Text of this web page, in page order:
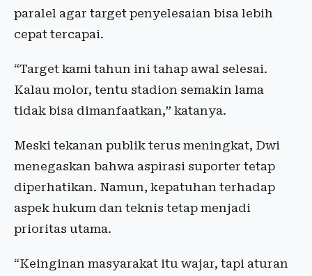
paralel agar target penyelesaian bisa lebih
cepat tercapai.
“Target kami tahun ini tahap awal selesai.
Kalau molor, tentu stadion semakin lama
tidak bisa dimanfaatkan,” katanya.
Meski tekanan publik terus meningkat, Dwi
menegaskan bahwa aspirasi suporter tetap
diperhatikan. Namun, kepatuhan terhadap
aspek hukum dan teknis tetap menjadi
prioritas utama.
“Keinginan masyarakat itu wajar, tapi aturan